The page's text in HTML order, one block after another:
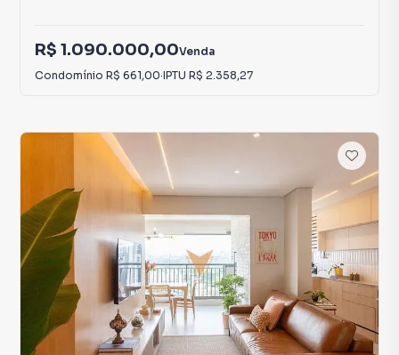
R$ 1.090.000,00Venda
Condomínio R$ 661,00·IPTU R$ 2.358,27